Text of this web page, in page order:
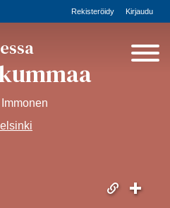
Rekisteröidy Kirjaudu